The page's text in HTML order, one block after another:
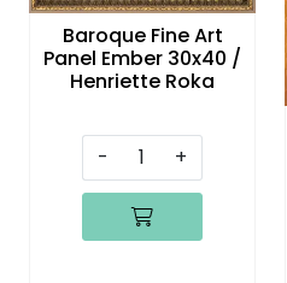
Baroque Fine Art
Panel Ember 30x40 /
Henriette Roka
- +